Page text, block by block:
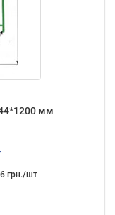
мм
грн./шт